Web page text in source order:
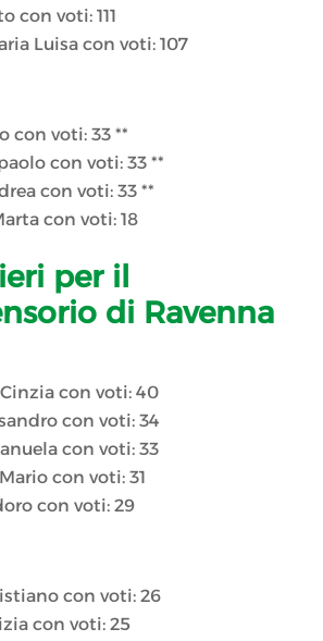
con voti: 111
Luisa con voti: 107
con voti: 33 **
con voti: 33 **
con voti: 33 **
con voti: 18
per il
di Ravenna
con voti: 40
con voti: 34
con voti: 33
con voti: 31
con voti: 29
con voti: 26
con voti: 25